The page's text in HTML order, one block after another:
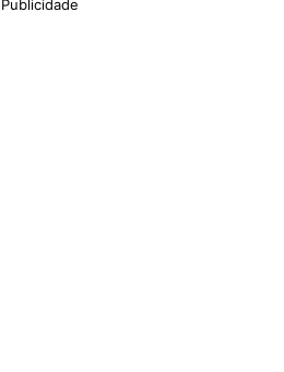
Publicidade